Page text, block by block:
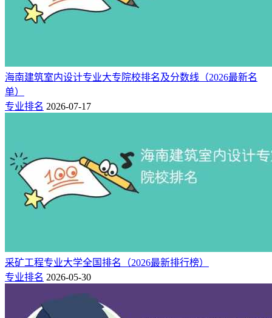
海南建筑室内设计专业大专院校排名及分数线（2026最新名
单）
专业排名 2026-07-17
采矿工程专业大学全国排名（2026最新排行榜）
专业排名 2026-05-30